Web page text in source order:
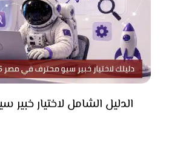
الدليل الشامل لاختيار